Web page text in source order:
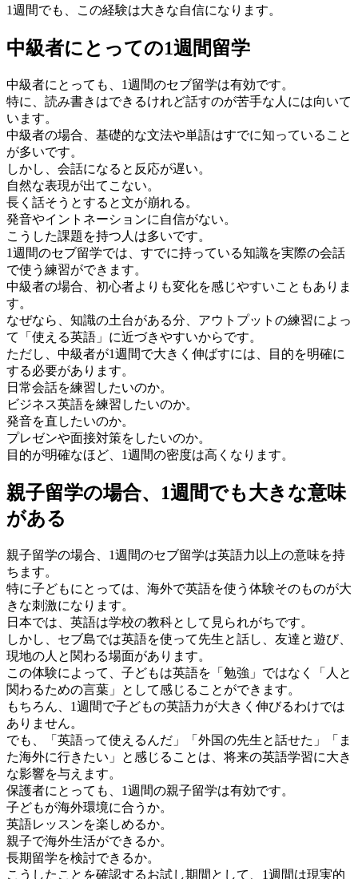
1週間でも、この経験は大きな自信になります。
中級者にとっての1週間留学
中級者にとっても、1週間のセブ留学は有効です。
特に、読み書きはできるけれど話すのが苦手な人には向いて
います。
中級者の場合、基礎的な文法や単語はすでに知っていること
が多いです。
しかし、会話になると反応が遅い。
自然な表現が出てこない。
長く話そうとすると文が崩れる。
発音やイントネーションに自信がない。
こうした課題を持つ人は多いです。
1週間のセブ留学では、すでに持っている知識を実際の会話
で使う練習ができます。
中級者の場合、初心者よりも変化を感じやすいこともありま
す。
なぜなら、知識の土台がある分、アウトプットの練習によっ
て「使える英語」に近づきやすいからです。
ただし、中級者が1週間で大きく伸ばすには、目的を明確に
する必要があります。
日常会話を練習したいのか。
ビジネス英語を練習したいのか。
発音を直したいのか。
プレゼンや面接対策をしたいのか。
目的が明確なほど、1週間の密度は高くなります。
親子留学の場合、1週間でも大きな意味
がある
親子留学の場合、1週間のセブ留学は英語力以上の意味を持
ちます。
特に子どもにとっては、海外で英語を使う体験そのものが大
きな刺激になります。
日本では、英語は学校の教科として見られがちです。
しかし、セブ島では英語を使って先生と話し、友達と遊び、
現地の人と関わる場面があります。
この体験によって、子どもは英語を「勉強」ではなく「人と
関わるための言葉」として感じることができます。
もちろん、1週間で子どもの英語力が大きく伸びるわけでは
ありません。
でも、「英語って使えるんだ」「外国の先生と話せた」「ま
た海外に行きたい」と感じることは、将来の英語学習に大き
な影響を与えます。
保護者にとっても、1週間の親子留学は有効です。
子どもが海外環境に合うか。
英語レッスンを楽しめるか。
親子で海外生活ができるか。
長期留学を検討できるか。
こうしたことを確認するお試し期間として、1週間は現実的